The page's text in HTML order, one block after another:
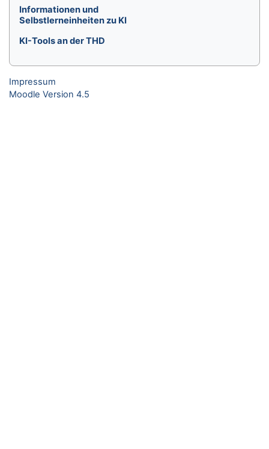
Informationen und
Selbstlerneinheiten zu KI
KI-Tools an der THD
Impressum
Moodle Version 4.5